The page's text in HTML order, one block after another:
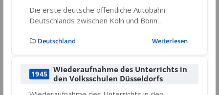
Die erste deutsche öffentliche Autobahn
Deutschlands zwischen Köln und Bonn…
Deutschland Weiterlesen
1945
Wiederaufnahme des Unterrichts in
den Volksschulen Düsseldorfs